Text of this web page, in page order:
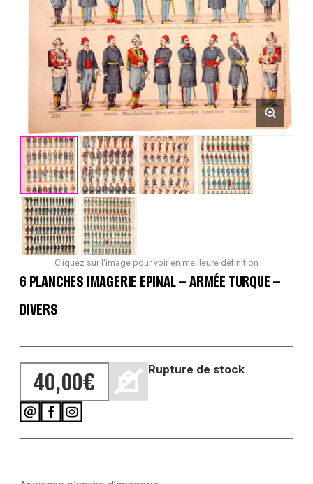
Cliquez sur l'image pour voir en meilleure définition
6 PLANCHES IMAGERIE EPINAL – ARMÉE TURQUE –
DIVERS
40,00€ Rupture de stock